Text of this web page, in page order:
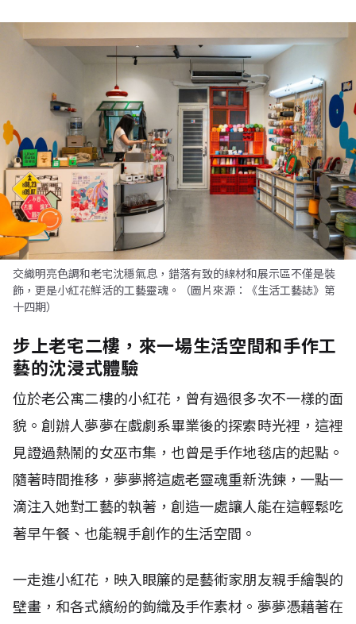
交織明亮色調和老宅沈穩氣息，錯落有致的線材和展示區不僅是裝
飾，更是小紅花鮮活的工藝靈魂。（圖片來源：《生活工藝誌》第
十四期）
步上老宅二樓，來一場生活空間和手作工
藝的沈浸式體驗
位於老公寓二樓的小紅花，曾有過很多次不一樣的面
貌。創辦人夢夢在戲劇系畢業後的探索時光裡，這裡
見證過熱鬧的女巫市集，也曾是手作地毯店的起點。
隨著時間推移，夢夢將這處老靈魂重新洗鍊，一點一
滴注入她對工藝的執著，創造一處讓人能在這輕鬆吃
著早午餐、也能親手創作的生活空間。
一走進小紅花，映入眼簾的是藝術家朋友親手繪製的
壁畫，和各式繽紛的鉤織及手作素材。夢夢憑藉著在